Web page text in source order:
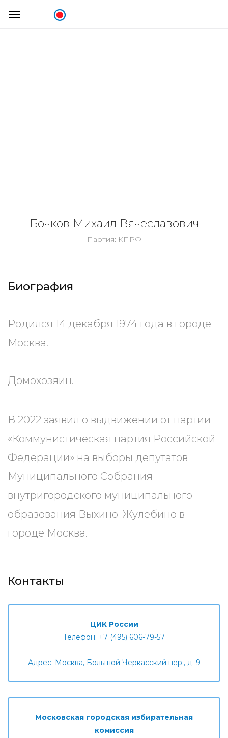
Бочков Михаил Вячеславович
Партия: КПРФ
Биография
Родился 14 декабря 1974 года в городе
Москва.
Домохозяин.
В 2022 заявил о выдвижении от партии
«Коммунистическая партия Российской
Федерации» на выборы депутатов
Муниципального Собрания
внутригородского муниципального
образования Выхино-Жулебино в
городе Москва.
Контакты
ЦИК России
Телефон: +7 (495) 606-79-57
Адрес: Москва, Большой Черкасский пер., д. 9
Московская городская избирательная
комиссия